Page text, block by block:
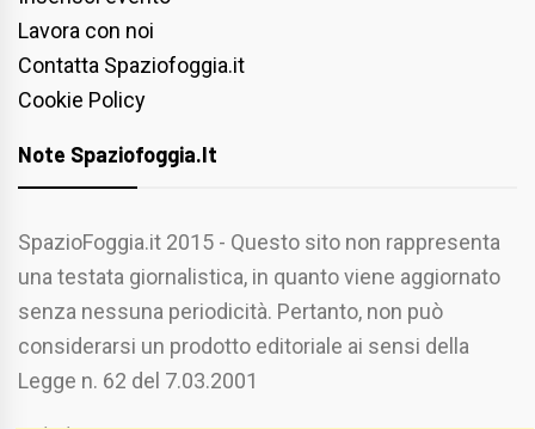
Lavora con noi
Contatta Spaziofoggia.it
Cookie Policy
Note Spaziofoggia.it
SpazioFoggia.it 2015 - Questo sito non rappresenta
una testata giornalistica, in quanto viene aggiornato
senza nessuna periodicità. Pertanto, non può
considerarsi un prodotto editoriale ai sensi della
Legge n. 62 del 7.03.2001